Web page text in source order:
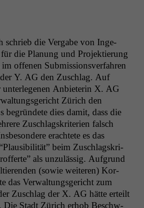
schrieb die Ver­gabe von Inge­
die Pla­nung und Pro­jek­tierung
offe­nen Sub­mis­sionsver­fahren
Y. AG den Zuschlag. Auf
unter­lege­nen Anbi­eterin X. AG
Zürich den
begrün­dete dies damit, dass die
Zuschlagskri­te­rien falsch
erachtete es das
beim Zuschlagskri­
als unzuläs­sig. Auf­grund
(sowie weit­eren) Kor­
das Ver­wal­tungs­gericht zum
Zuschlag der X. AG hätte erteilt
Die Stadt Zürich erhob Beschw­